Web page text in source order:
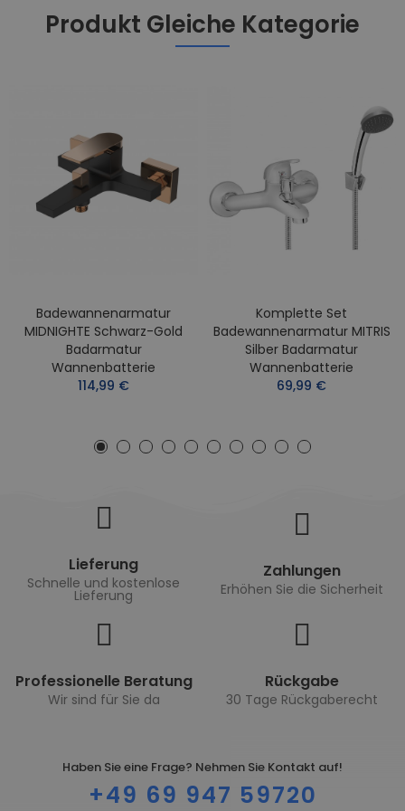
Produkt Gleiche Kategorie
Badewannenarmatur
MIDNIGHTE Schwarz-Gold
Badarmatur
Wannenbatterie
114,99 €
Komplette Set
Badewannenarmatur MITRIS
Silber Badarmatur
Wannenbatterie
69,99 €
Lieferung
Schnelle und kostenlose
Lieferung
Zahlungen
Erhöhen Sie die Sicherheit
Professionelle Beratung
Wir sind für Sie da
Rückgabe
30 Tage Rückgaberecht
Haben Sie eine Frage? Nehmen Sie Kontakt auf!
+49 69 947 59720